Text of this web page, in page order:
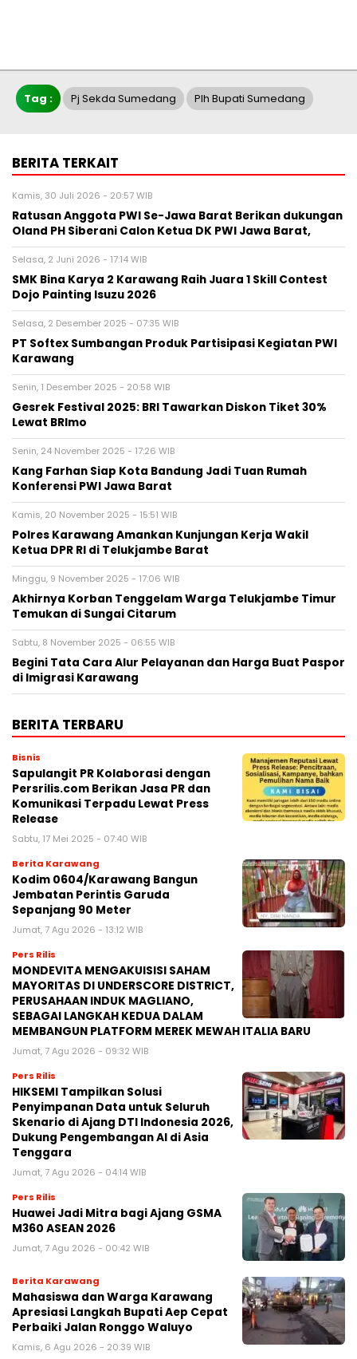
Tag : Pj Sekda Sumedang Plh Bupati Sumedang
BERITA TERKAIT
Kamis, 30 Juli 2026 - 20:57 WIB
Ratusan Anggota PWI Se-Jawa Barat Berikan dukungan
Oland PH Siberani Calon Ketua DK PWI Jawa Barat,
Selasa, 2 Juni 2026 - 17:14 WIB
SMK Bina Karya 2 Karawang Raih Juara 1 Skill Contest
Dojo Painting Isuzu 2026
Selasa, 2 Desember 2025 - 07:35 WIB
PT Softex Sumbangan Produk Partisipasi Kegiatan PWI
Karawang
Senin, 1 Desember 2025 - 20:58 WIB
Gesrek Festival 2025: BRI Tawarkan Diskon Tiket 30%
Lewat BRImo
Senin, 24 November 2025 - 17:26 WIB
Kang Farhan Siap Kota Bandung Jadi Tuan Rumah
Konferensi PWI Jawa Barat
Kamis, 20 November 2025 - 15:51 WIB
Polres Karawang Amankan Kunjungan Kerja Wakil
Ketua DPR RI di Telukjambe Barat
Minggu, 9 November 2025 - 17:06 WIB
Akhirnya Korban Tenggelam Warga Telukjambe Timur
Temukan di Sungai Citarum
Sabtu, 8 November 2025 - 06:55 WIB
Begini Tata Cara Alur Pelayanan dan Harga Buat Paspor
di Imigrasi Karawang
BERITA TERBARU
Bisnis
Sapulangit PR Kolaborasi dengan
Persrilis.com Berikan Jasa PR dan
Komunikasi Terpadu Lewat Press
Release
Sabtu, 17 Mei 2025 - 07:40 WIB
Berita Karawang
Kodim 0604/Karawang Bangun
Jembatan Perintis Garuda
Sepanjang 90 Meter
Jumat, 7 Agu 2026 - 13:12 WIB
Pers Rilis
MONDEVITA MENGAKUISISI SAHAM
MAYORITAS DI UNDERSCORE DISTRICT,
PERUSAHAAN INDUK MAGLIANO,
SEBAGAI LANGKAH KEDUA DALAM
MEMBANGUN PLATFORM MEREK MEWAH ITALIA BARU
Jumat, 7 Agu 2026 - 09:32 WIB
Pers Rilis
HIKSEMI Tampilkan Solusi
Penyimpanan Data untuk Seluruh
Skenario di Ajang DTI Indonesia 2026,
Dukung Pengembangan AI di Asia
Tenggara
Jumat, 7 Agu 2026 - 04:14 WIB
Pers Rilis
Huawei Jadi Mitra bagi Ajang GSMA
M360 ASEAN 2026
Jumat, 7 Agu 2026 - 00:42 WIB
Berita Karawang
Mahasiswa dan Warga Karawang
Apresiasi Langkah Bupati Aep Cepat
Perbaiki Jalan Ronggo Waluyo
Kamis, 6 Agu 2026 - 20:39 WIB